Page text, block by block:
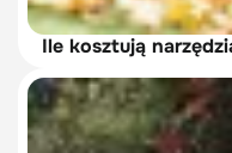
Ile kosztują